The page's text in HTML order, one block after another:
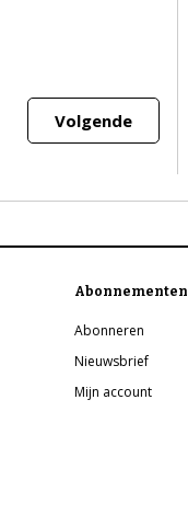
Volgende
Abonnementen
Abonneren
Nieuwsbrief
Mijn account